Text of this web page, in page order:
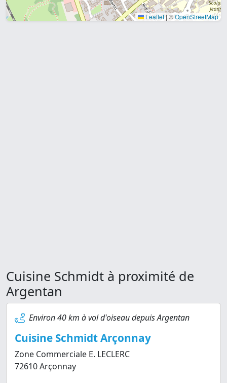
Leaflet | ©OpenStreetMap
Cuisine Schmidt à proximité de
Argentan
Environ 40 km à vol d'oiseau depuis Argentan
Cuisine Schmidt Arçonnay
Zone Commerciale E. LECLERC
72610 Arçonnay